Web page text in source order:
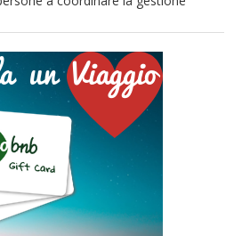
passo nella lotta globale contro
Il 40% dei rifiuti di plastica del
il che […]